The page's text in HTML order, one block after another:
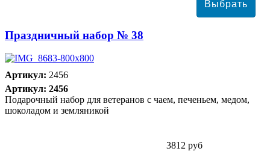
Праздничный набор № 38
Артикул: 2456
Артикул: 2456
Подарочный набор для ветеранов с чаем, печеньем, медом,
шоколадом и земляникой
3812 руб